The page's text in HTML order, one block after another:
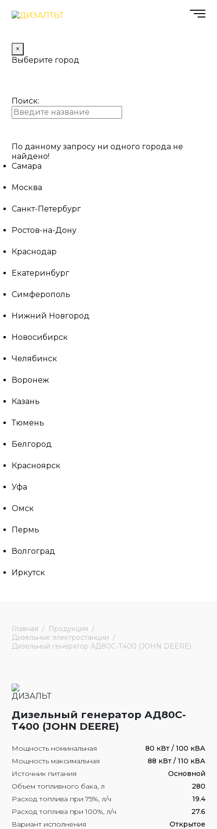
×
Выберите город
Поиск:
По данному запросу ни одного города не
найдено!
Самара
Москва
Санкт-Петербург
Ростов-на-Дону
Краснодар
Екатеринбург
Симферополь
Нижний Новгород
Новосибирск
Челябинск
Воронеж
Казань
Тюмень
Белгород
Красноярск
Уфа
Омск
Пермь
Волгоград
Иркутск
Главная
Продукция
Дизельные электростанции
Дизельный генератор АД80С-Т400 (JOHN DEERE)
Дизельный генератор АД80С-
Т400 (JOHN DEERE)
Мощность номинальная
80 кВт / 100 кВА
Мощность максимальная
88 кВт / 110 кВА
Источник питания
Основной
Объем топливного бака, л
280
Расход топлива при 75%, л/ч
19.4
Расход топлива при 100%, л/ч
27.6
Вариант исполнения
Открытое